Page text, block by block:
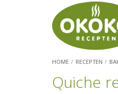
HOME RECEPTEN
Quiche